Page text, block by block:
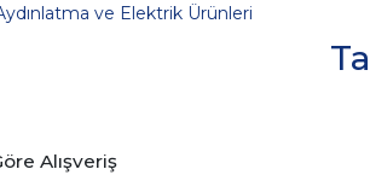
ve Elektrik Ürünleri
Alışveriş